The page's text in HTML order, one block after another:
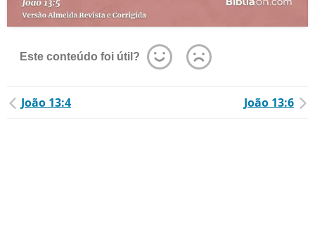
Este conteúdo foi útil?
João 13:4 João 13:6